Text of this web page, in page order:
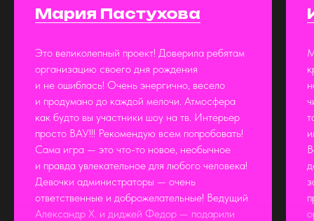
Мария Пастухова
Это великолепный проект! Доверила ребятам
организацию своего дня рождения
и не ошиблась! Очень энергично, весело
и продумано до каждой мелочи. Атмосфера
как будто вы участники шоу на тв. Интерьер
просто ВАУ!!! Рекомендую всем попробовать!
Сама игра — это что-то новое, необычное
и правда увлекательное для любого человека!
Девочки администраторы — очень
ответственные и доброжелательные! Ведущий
Александр Х. и диджей Федор — подарили